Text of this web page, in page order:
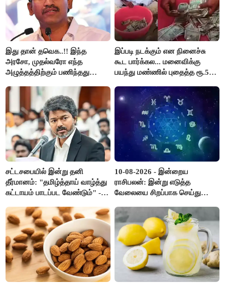
இது தான் தவெக..!! இந்த
அரசோ, முதல்வரோ எந்த
அழுத்தத்திற்கும் பணிந்தது
அருண்ராஜ்..!
இப்படி நடக்கும் என நினைச்சு
கூட பார்க்கல... மனைவிக்கு
பயந்து மண்ணில் புதைத்த ரூ.5
சட்டசபையில் இன்று தனி
தீர்மானம்: "தமிழ்த்தாய் வாழ்த்து
கட்டாயம் பாடப்பட வேண்டும்" -
10-08-2026 - இன்றைய
ராசிபலன்: இன்று எடுத்த
வேலையை சிறப்பாக செய்து
அதே நேரத்தில் கூடுதலாக
உழைக்க வேண்டி இருக்கும்..!